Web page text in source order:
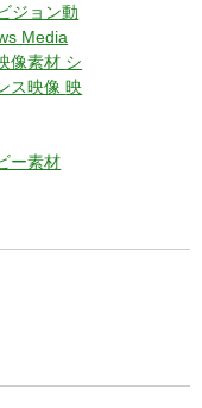
ジョン動
Media
像素材 シ
ス映像映
ー素材